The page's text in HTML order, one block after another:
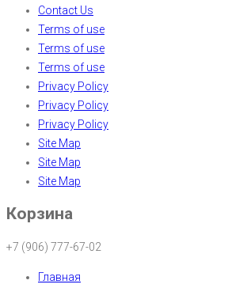
Contact Us
Terms of use
Terms of use
Terms of use
Privacy Policy
Privacy Policy
Privacy Policy
Site Map
Site Map
Site Map
Корзина
+7 (906) 777-67-02
Главная